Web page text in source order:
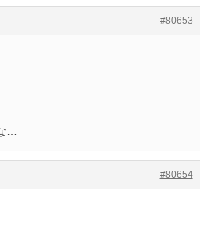
#80653
…
#80654